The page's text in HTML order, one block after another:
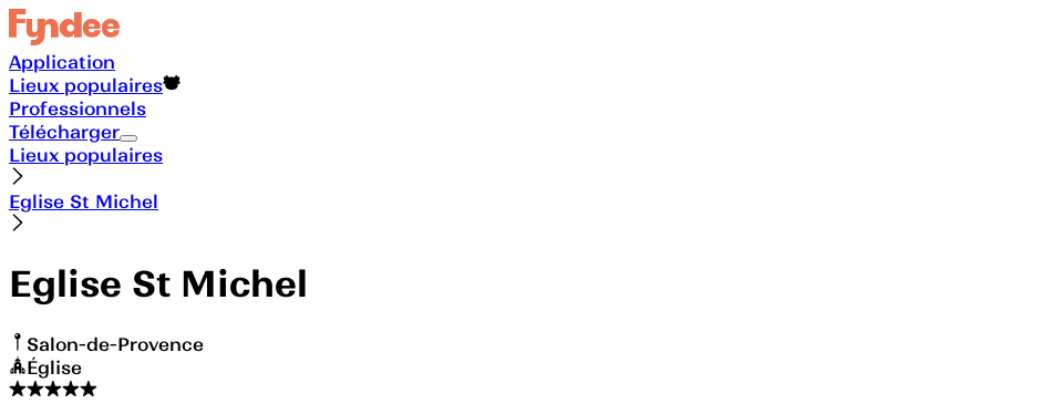
Application
Lieux populaires
Professionnels
Télécharger
Lieux populaires
Eglise St Michel
Eglise St Michel
Salon-de-Provence
Église